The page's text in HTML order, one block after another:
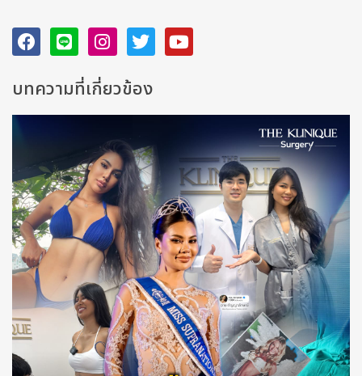
บทความที่เกี่ยวข้อง